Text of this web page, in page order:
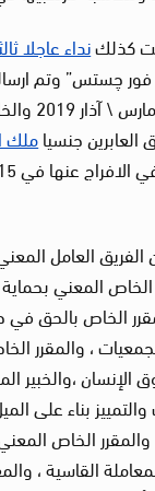
كذلكنداء عاجلا
چستس” وتم
المصرية
جنسياملك
العامل المعني
المعني
الخاص بالحق
، والمقرر
الإنسان ،والخبير
بناء على
الخاص
القاسية ،